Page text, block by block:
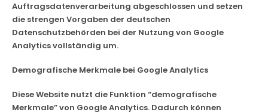
Auftragsdatenverarbeitung abgeschlossen und setzen
die strengen Vorgaben der deutschen
Datenschutzbehörden bei der Nutzung von Google
Analytics vollständig um.
Demografische Merkmale bei Google Analytics
Diese Website nutzt die Funktion “demografische
Merkmale” von Google Analytics. Dadurch können